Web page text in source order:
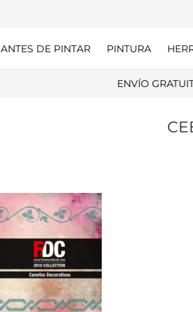
ANTES DE PINTAR PINTURA
ENVÍO